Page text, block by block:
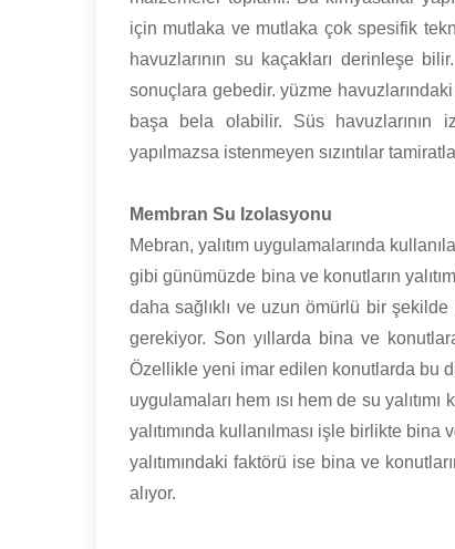
için mutlaka ve mutlaka çok spesifik
havuzlarının su kaçakları derinleşe
sonuçlara gebedir. yüzme
başa bela olabilir. Süs havuzlarının
yapılmazsa istenmeyen sızıntılar
Membran Su Izolasyonu
Mebran, yalıtım uygulamalarında
gibi günümüzde bina ve konutların
daha sağlıklı ve uzun ömürlü bir şekilde
gerekiyor. Son yıllarda bina ve
Özellikle yeni imar edilen konutlarda bu
uygulamaları hem ısı hem de su
yalıtımında kullanılması işle birlikte bina
yalıtımındaki faktörü ise bina ve
alıyor.